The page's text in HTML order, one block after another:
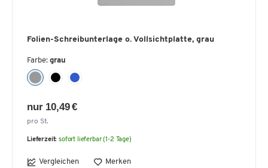
Folien-Schreibunterlage o. Vollsichtplatte, grau
Farbe: grau
nur 10,49 €
pro St.
Lieferzeit: sofort lieferbar (1-2 Tage)
Vergleichen Merken